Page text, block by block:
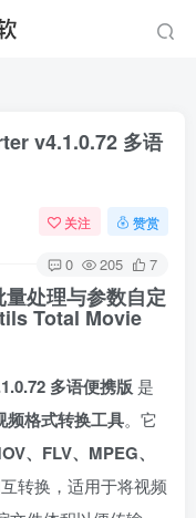
v4.1.0.72 多语
关注 赞赏
0 205 7
处理与参数自定
Total Movie
多语便携版 是
频格式转换工具。它
、FLV、MPEG、
转换，适用于将视频